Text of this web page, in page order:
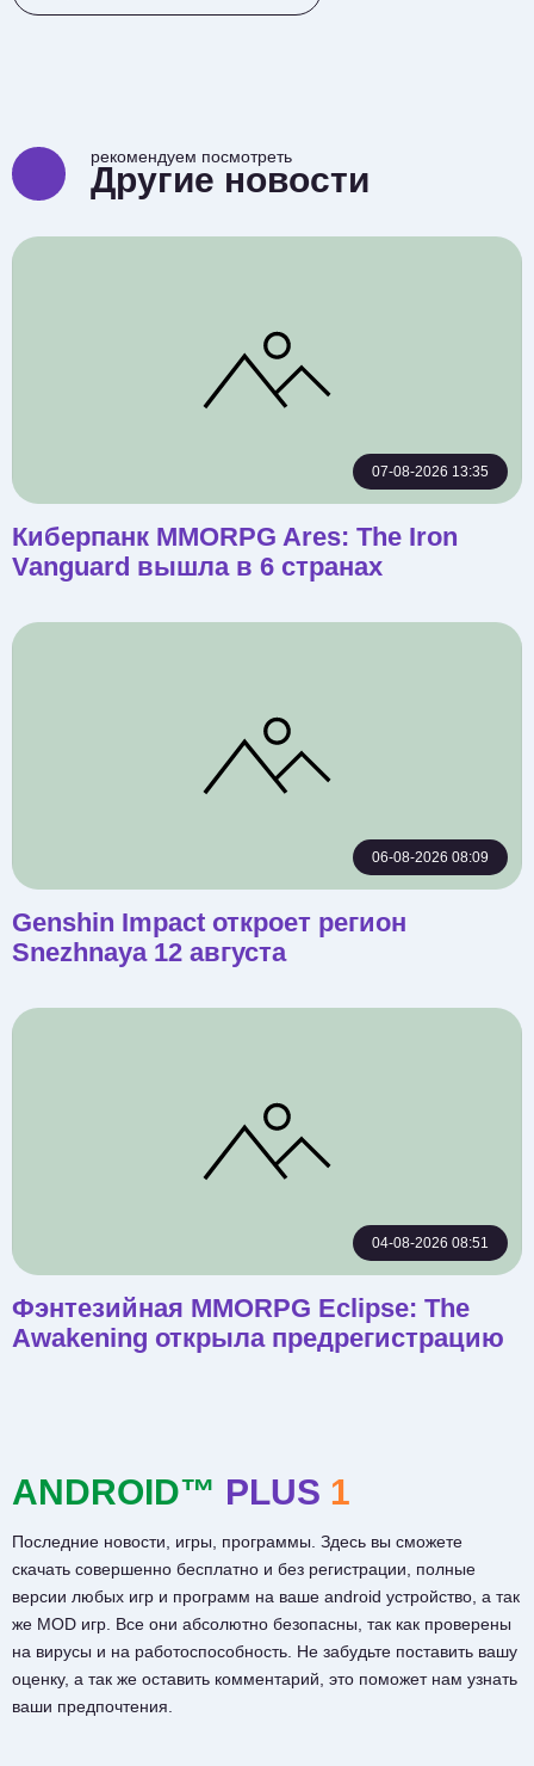
рекомендуем посмотреть
Другие новости
07-08-2026 13:35
Киберпанк MMORPG Ares: The Iron
Vanguard вышла в 6 странах
06-08-2026 08:09
Genshin Impact откроет регион
Snezhnaya 12 августа
04-08-2026 08:51
Фэнтезийная MMORPG Eclipse: The
Awakening открыла предрегистрацию
ANDROID™ PLUS 1
Последние новости, игры, программы. Здесь вы сможете
скачать совершенно бесплатно и без регистрации, полные
версии любых игр и программ на ваше android устройство, а так
же MOD игр. Все они абсолютно безопасны, так как проверены
на вирусы и на работоспособность. Не забудьте поставить вашу
оценку, а так же оставить комментарий, это поможет нам узнать
ваши предпочтения.